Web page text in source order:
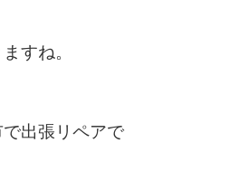
すね。
出張リペアで